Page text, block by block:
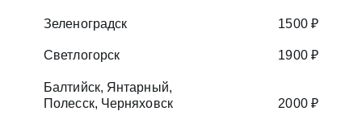
2000 ₽
Балтийск, Янтарный,
Полесск, Черняховск
Светлогорск 1900 ₽
Зеленоградск 1500 ₽